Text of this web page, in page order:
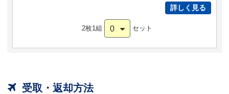
詳しく見る
2枚1組 0 セット
 受取・返却方法